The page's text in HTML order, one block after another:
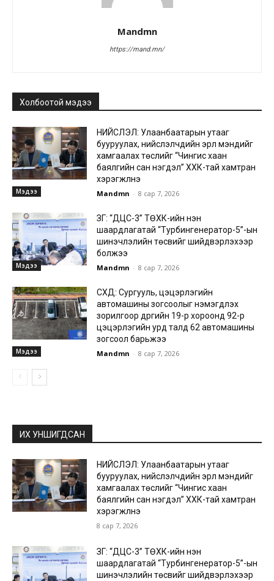
Mandmn
https://mand.mn/
Холбоотой мэдээ
Мэдээ
НИЙСЛЭЛ: Улаанбаатарын утааг
бууруулах, нийслэлчүүдийн эрүүл мэндийг
хамгаалах төслийг “Чингис хаан
баялгийн сан нэгдэл” ХХК-тай хамтран
хэрэгжүүлнэ
Mandmn - 8 сар 7, 2026
Мэдээ
ЗГ: “ДЦС-3” ТӨХК-ийн нэн
шаардлагатай “Турбингенератор-5”-ын
шинэчлэлийн төсвийг шийдвэрлэхээр
болжээ
Mandmn - 8 сар 7, 2026
Мэдээ
СХД: Сургууль, цэцэрлэгийн
автомашины зогсоолыг нэмэгдүүлэх
зорилгоор дүүргийн 19-р хороонд 92-р
цэцэрлэгийн урд талд 62 автомашины
зогсоол барьжээ
Mandmn - 8 сар 7, 2026
ИХ УНШИГДСАН
НИЙСЛЭЛ: Улаанбаатарын утааг
бууруулах, нийслэлчүүдийн эрүүл мэндийг
хамгаалах төслийг “Чингис хаан
баялгийн сан нэгдэл” ХХК-тай хамтран
хэрэгжүүлнэ
8 сар 7, 2026
ЗГ: “ДЦС-3” ТӨХК-ийн нэн
шаардлагатай “Турбингенератор-5”-ын
шинэчлэлийн төсвийг шийдвэрлэхээр